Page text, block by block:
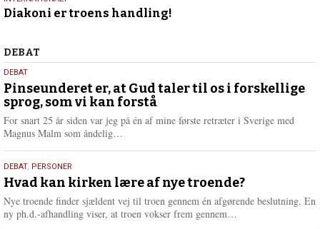
september
Diakoni er troens handling!
Debat
DEBAT
5.
august
2026
DEBAT
Pinseunderet er, at Gud taler til os i forskellige
sprog, som vi kan forstå
For snart 25 år siden var jeg på én af mine første retræter i Sverige med
Magnus Malm som åndelig…
e
r
e
25.
juli
2026
DEBAT, PERSONER
Hvad kan kirken lære af nye troende?
Nye troende finder sjældent vej til troen gennem én afgørende beslutning. En
ny ph.d.-afhandling viser, at troen vokser frem gennem…